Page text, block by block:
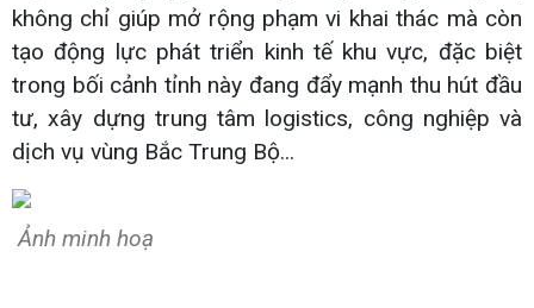
không chỉ giúp mở rộng phạm vi khai thác mà còn
tạo động lực phát triển kinh tế khu vực, đặc biệt
trong bối cảnh tỉnh này đang đẩy mạnh thu hút đầu
tư, xây dựng trung tâm logistics, công nghiệp và
dịch vụ vùng Bắc Trung Bộ...
Ảnh minh hoạ